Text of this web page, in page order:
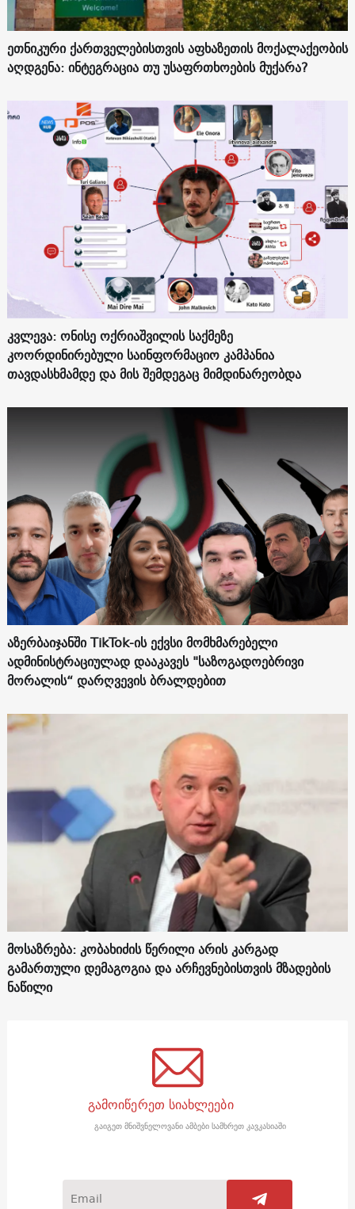
ეთნიკური ქართველებისთვის აფხაზეთის მოქალაქეობის
აღდგენა: ინტეგრაცია თუ უსაფრთხოების მუქარა?
კვლევა: ონისე ოქრიაშვილის საქმეზე
კოორდინირებული საინფორმაციო კამპანია
თავდასხმამდე და მის შემდეგაც მიმდინარეობდა
აზერბაიჯანში TikTok-ის ექვსი მომხმარებელი
ადმინისტრაციულად დააკავეს "საზოგადოებრივი
მორალის“ დარღვევის ბრალდებით
მოსაზრება: კობახიძის წერილი არის კარგად
გამართული დემაგოგია და არჩევნებისთვის მზადების
ნაწილი
გამოიწერეთ სიახლეები
გაიგეთ მნიშვნელოვანი ამბები სამხრეთ კავკასიაში